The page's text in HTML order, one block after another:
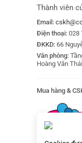
Thành viên
Email:
Điện thoại: 028
ĐKKD: 66
Văn phòng:
Hoàng Văn
Mua hàng &